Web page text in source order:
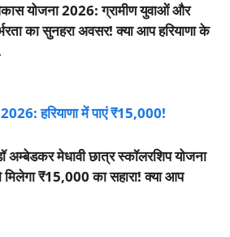
योजना 2026: ग्रामीण युवाओं और
का सुनहरा अवसर! क्या आप हरियाणा के
हरियाणा में पाएं ₹15,000!
अम्बेडकर मेधावी छात्र स्कॉलरशिप योजना
₹15,000 का सहारा! क्या आप